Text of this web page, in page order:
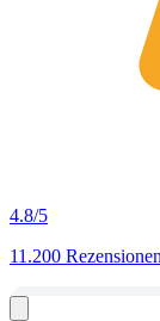
4.8/5
11.200 Rezensionen